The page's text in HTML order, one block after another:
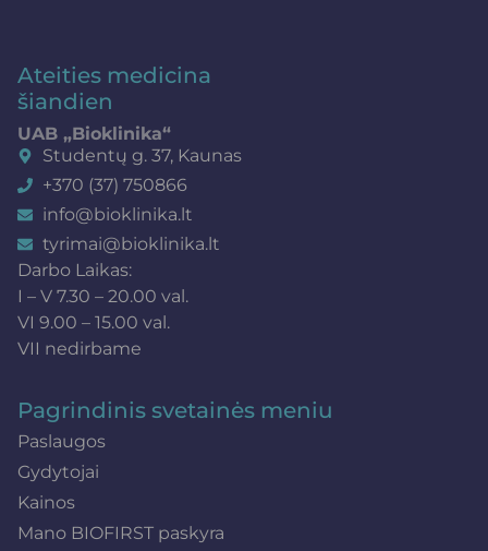
Ateities medicina
šiandien
UAB „Bioklinika“
Studentų g. 37, Kaunas
+370 (37) 750866
info@bioklinika.lt
tyrimai@bioklinika.lt
Darbo Laikas:
I – V 7.30 – 20.00 val.
VI 9.00 – 15.00 val.
VII nedirbame
Pagrindinis svetainės meniu
Paslaugos
Gydytojai
Kainos
Mano BIOFIRST paskyra